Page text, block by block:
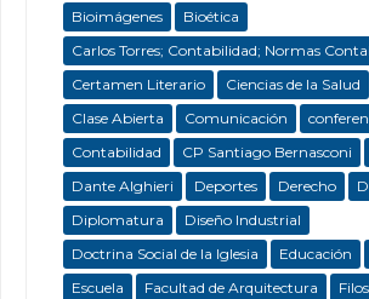
Bioimágenes
Bioética
Carlos Torres; Contabilidad; Normas
Certamen Literario
Ciencias de la Salud
Clase Abierta
Comunicación
Contabilidad
CP Santiago Bernasconi
Dante Alghieri
Deportes Derecho
Diplomatura
Diseño Industrial
Doctrina Social de la Iglesia
Educación
Escuela
Facultad de Arquitectura